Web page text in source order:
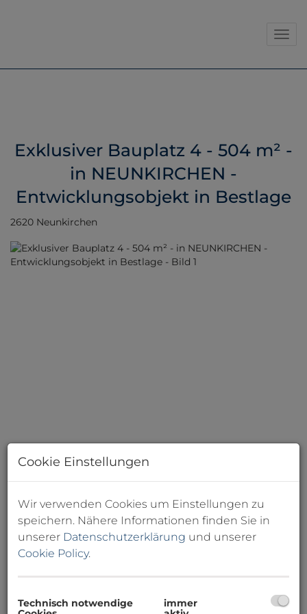
Exklusiver Bauplatz 4 - 504 m² -
in NEUNKIRCHEN -
Entwicklungsobjekt in Bestlage
2620 Neunkirchen
Beschreibung
Drohnenflug:
Cookie Einstellungen
Wir verwenden Cookies um Einstellungen zu
speichern. Nähere Informationen finden Sie in
unserer Datenschutzerklärung und unserer
Cookie Policy.
Technisch notwendige
immer